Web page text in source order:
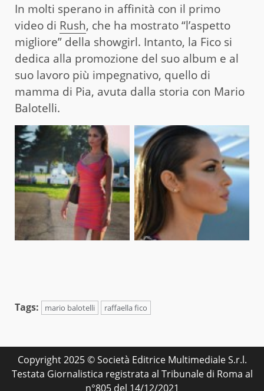
In molti sperano in affinità con il primo
video di Rush, che ha mostrato “l’aspetto
migliore” della showgirl. Intanto, la Fico si
dedica alla promozione del suo album e al
suo lavoro più impegnativo, quello di
mamma di Pia, avuta dalla storia con Mario
Balotelli.
Tags: mario balotelli raffaella fico
Copyright 2025 © Società Editrice Multimediale S.r.l.
Testata Giornalistica registrata al Tribunale di Roma al
n°805 del 14/12/2021